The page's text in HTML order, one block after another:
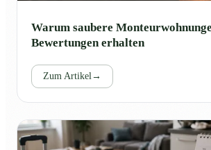
Warum saubere
Bewertungen erhalten
Zum Artikel→